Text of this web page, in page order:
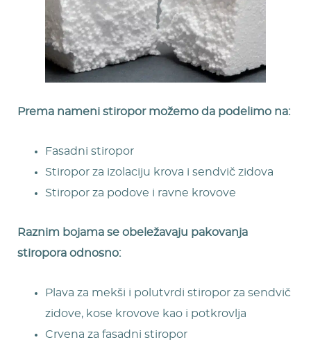
Prema nameni stiropor možemo da podelimo na:
Fasadni stiropor
Stiropor za izolaciju krova i sendvič zidova
Stiropor za podove i ravne krovove
Raznim bojama se obeležavaju pakovanja
stiropora odnosno:
Plava za mekši i polutvrdi stiropor za sendvič
zidove, kose krovove kao i potkrovlja
Crvena za fasadni stiropor